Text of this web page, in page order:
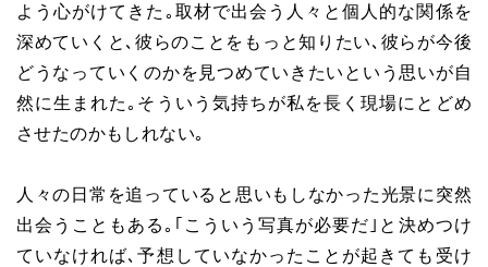
よう心がけてきた｡取材で出会う人々と個人的な関係を
深めていくと､彼らのことをもっと知りたい､彼らが今後
どうなっていくのかを見つめていきたいという思いが自
然に生まれた｡そういう気持ちが私を長く現場にとどめ
させたのかもしれない｡
人々の日常を追っていると思いもしなかった光景に突然
出会うこともある｡｢こういう写真が必要だ｣と決めつけ
ていなければ､予想していなかったことが起きても受け